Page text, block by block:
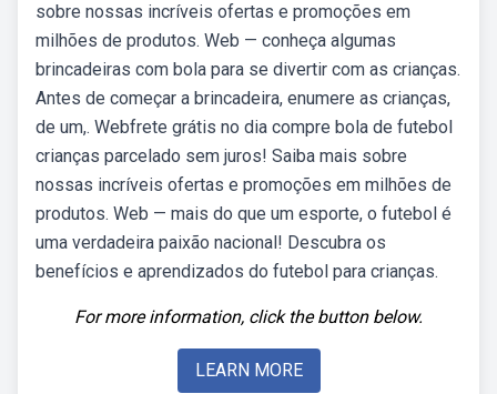
sobre nossas incríveis ofertas e promoções em
milhões de produtos. Web — conheça algumas
brincadeiras com bola para se divertir com as crianças.
Antes de começar a brincadeira, enumere as crianças,
de um,. Webfrete grátis no dia compre bola de futebol
crianças parcelado sem juros! Saiba mais sobre
nossas incríveis ofertas e promoções em milhões de
produtos. Web — mais do que um esporte, o futebol é
uma verdadeira paixão nacional! Descubra os
benefícios e aprendizados do futebol para crianças.
For more information, click the button below.
LEARN MORE